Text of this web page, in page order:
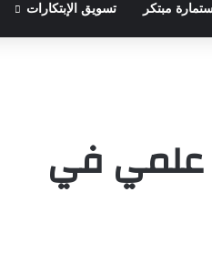
مبتكر تسويق الإبتكارات
علمي في